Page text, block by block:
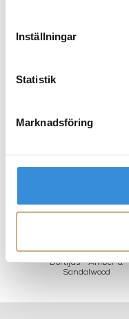
Inställningar
Statistik
Marknadsföring
BESKRIVNING
Doftljus - Amber &
Sandalwood